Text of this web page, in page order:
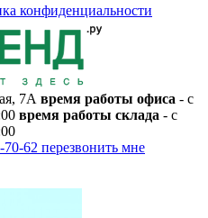
конфиденциальности
7А время работы офиса - с
время работы склада - с
70-62 перезвонить мне